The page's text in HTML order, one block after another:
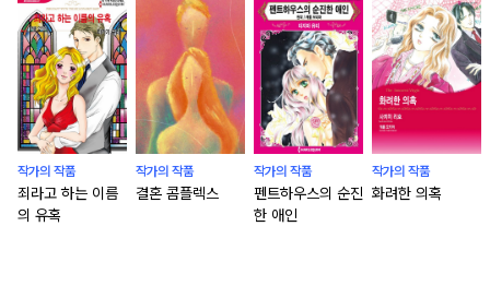
작가의 작품
죄라고 하는 이름
의 유혹
작가의 작품
결혼 콤플렉스
작가의 작품
펜트하우스의 순진
한 애인
작가의 작품
화려한 의혹